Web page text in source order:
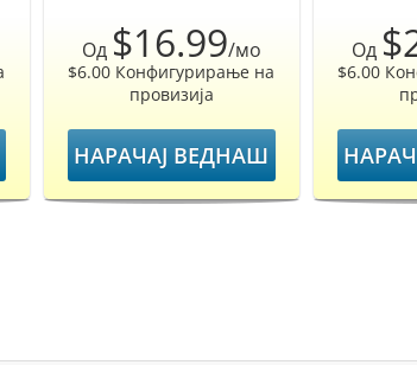
Од $16.99/мо
$6.00 Конфигурирање на
провизија
НАРАЧАЈ ВЕДНАШ
Од
$6.00